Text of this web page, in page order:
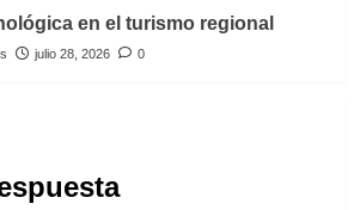
en el turismo regional
julio 28, 2026 0